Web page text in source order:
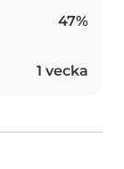
47%
1 vecka